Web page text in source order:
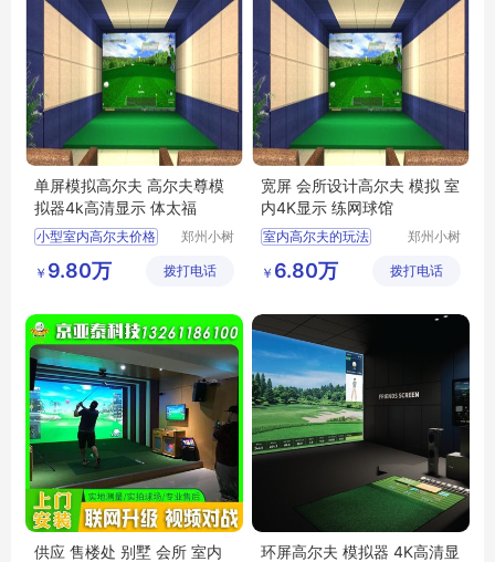
单屏模拟高尔夫 高尔夫尊模
拟器4k高清显示 体太福
小型室内高尔夫价格
室内高尔夫的价钱
高尔夫室内高尔夫
郑州小树
有限公司
￥ 9.80万 拨打电话
宽屏 会所设计高尔夫 模拟 室
内4K显示 练网球馆
室内高尔夫的玩法
单屏高尔夫模拟器
高尔夫室内模拟器价格
郑州小树
有限公司
￥ 6.80万 拨打电话
供应 售楼处 别墅 会所 室内
环屏高尔夫 模拟器 4K高清显